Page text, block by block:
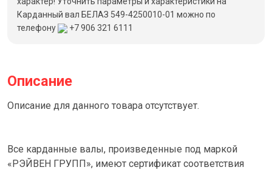
Карданный вал БЕЛАЗ 549-4250010-01 можно по
телефону
+7 906 321 6111
Описание
Описание для данного товара отсутствует.
Все карданные валы, произведенные под маркой
«РЭЙВЕН ГРУПП», имеют сертификат соответствия